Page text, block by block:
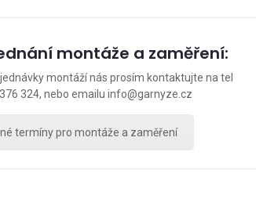
montáže a zaměření:
montáží nás prosím kontaktujte na tel
324, nebo emailu info@garnyze.cz
termíny pro montáže a zaměření